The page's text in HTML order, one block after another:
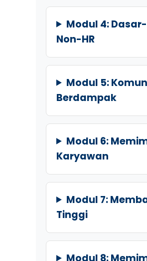
Modul 4:
Non-HR
Modul 5:
Berdampak
Modul 6:
Karyawan
Modul 7:
Tinggi
Modul 8: